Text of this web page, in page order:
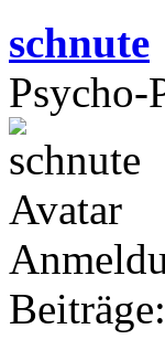
schnute
Psycho-